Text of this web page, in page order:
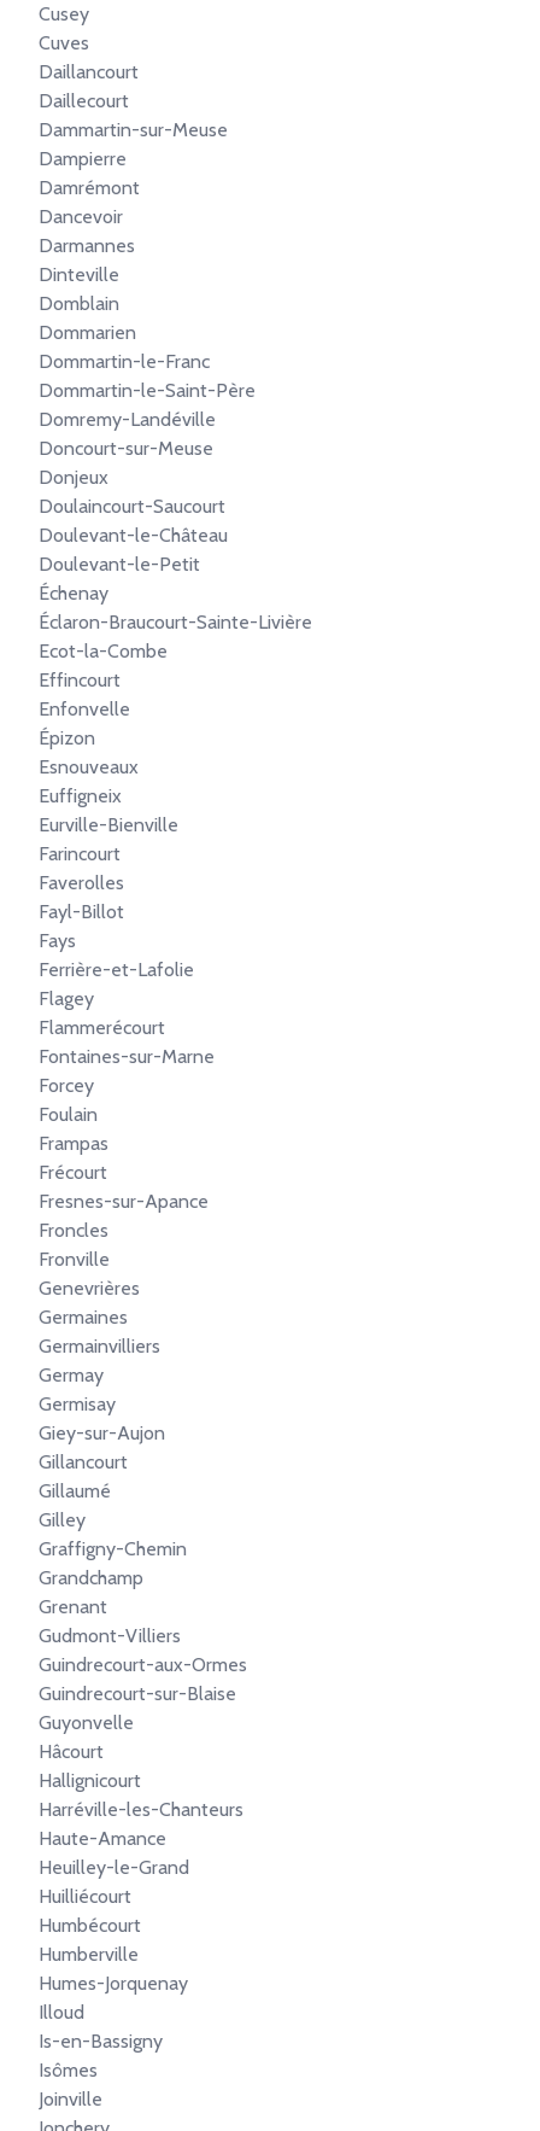
Cusey
Cuves
Daillancourt
Daillecourt
Dammartin-sur-Meuse
Dampierre
Damrémont
Dancevoir
Darmannes
Dinteville
Domblain
Dommarien
Dommartin-le-Franc
Dommartin-le-Saint-Père
Domremy-Landéville
Doncourt-sur-Meuse
Donjeux
Doulaincourt-Saucourt
Doulevant-le-Château
Doulevant-le-Petit
Échenay
Éclaron-Braucourt-Sainte-Livière
Ecot-la-Combe
Effincourt
Enfonvelle
Épizon
Esnouveaux
Euffigneix
Eurville-Bienville
Farincourt
Faverolles
Fayl-Billot
Fays
Ferrière-et-Lafolie
Flagey
Flammerécourt
Fontaines-sur-Marne
Forcey
Foulain
Frampas
Frécourt
Fresnes-sur-Apance
Froncles
Fronville
Genevrières
Germaines
Germainvilliers
Germay
Germisay
Giey-sur-Aujon
Gillancourt
Gillaumé
Gilley
Graffigny-Chemin
Grandchamp
Grenant
Gudmont-Villiers
Guindrecourt-aux-Ormes
Guindrecourt-sur-Blaise
Guyonvelle
Hâcourt
Hallignicourt
Harréville-les-Chanteurs
Haute-Amance
Heuilley-le-Grand
Huilliécourt
Humbécourt
Humberville
Humes-Jorquenay
Illoud
Is-en-Bassigny
Isômes
Joinville